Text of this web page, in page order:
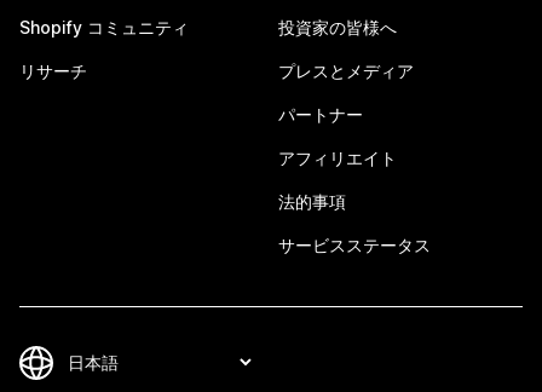
Shopify コミュニティ
リサーチ
投資家の皆様へ
プレスとメディア
パートナー
アフィリエイト
法的事項
サービスステータス